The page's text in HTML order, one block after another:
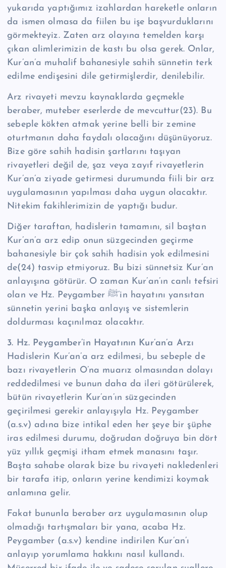
yukarıda yaptığımız izahlardan hareketle onların
da ismen olmasa da fiilen bu işe başvurduklarını
görmekteyiz. Zaten arz olayına temelden karşı
çıkan alimlerimizin de kastı bu olsa gerek. Onlar,
Kur’an’a muhalif bahanesiyle sahih sünnetin terk
edilme endişesini dile getirmişlerdir, denilebilir.
Arz rivayeti mevzu kaynaklarda geçmekle
beraber, muteber eserlerde de mevcuttur(23). Bu
sebeple kökten atmak yerine belli bir zemine
oturtmanın daha faydalı olacağını düşünüyoruz.
Bize göre sahih hadisin şartlarını taşıyan
rivayetleri değil de, şaz veya zayıf rivayetlerin
Kur’an’a ziyade getirmesi durumunda fiili bir arz
uygulamasının yapılması daha uygun olacaktır.
Nitekim fakihlerimizin de yaptığı budur.
Diğer taraftan, hadislerin tamamını, sil baştan
Kur’an’a arz edip onun süzgecinden geçirme
bahanesiyle bir çok sahih hadisin yok edilmesini
de(24) tasvip etmiyoruz. Bu bizi sünnetsiz Kur’an
anlayışına götürür. O zaman Kur’an’ın canlı tefsiri
olan ve Hz. Peygamber ﷺ’in hayatını yansıtan
sünnetin yerini başka anlayış ve sistemlerin
doldurması kaçınılmaz olacaktır.
3. Hz. Peygamber’in Hayatının Kur’an’a Arzı
Hadislerin Kur’an’a arz edilmesi, bu sebeple de
bazı rivayetlerin O’na muarız olmasından dolayı
reddedilmesi ve bunun daha da ileri götürülerek,
bütün rivayetlerin Kur’an’ın süzgecinden
geçirilmesi gerekir anlayışıyla Hz. Peygamber
(a.s.v) adına bize intikal eden her şeye bir şüphe
iras edilmesi durumu, doğrudan doğruya bin dört
yüz yıllık geçmişi itham etmek manasını taşır.
Başta sahabe olarak bize bu rivayeti nakledenleri
bir tarafa itip, onların yerine kendimizi koymak
anlamına gelir.
Fakat bununla beraber arz uygulamasının olup
olmadığı tartışmaları bir yana, acaba Hz.
Peygamber (a.s.v) kendine indirilen Kur’an’ı
anlayıp yorumlama hakkını nasıl kullandı.